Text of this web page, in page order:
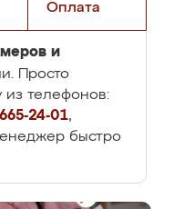
Оплата
и
Просто
из телефонов:
24-01,
быстро